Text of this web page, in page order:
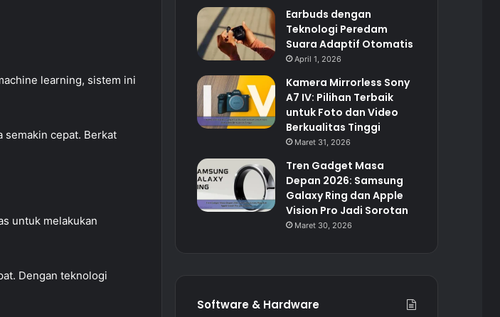
learning, sistem ini
semakin cepat. Berkat
untuk melakukan
Dengan teknologi
Earbuds dengan
Teknologi Peredam
Suara Adaptif Otomatis
April 1, 2026
Kamera Mirrorless Sony
A7 IV: Pilihan Terbaik
untuk Foto dan Video
Berkualitas Tinggi
Maret 31, 2026
Tren Gadget Masa
Depan 2026: Samsung
Galaxy Ring dan Apple
Vision Pro Jadi Sorotan
Maret 30, 2026
Software & Hardware